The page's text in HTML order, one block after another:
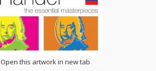
Open this artwork in new tab